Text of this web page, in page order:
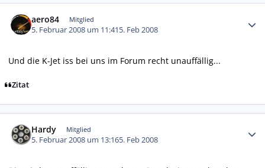
aero84 Mitglied
5. Februar 2008 um 11:415. Feb 2008
Und die K-Jet iss bei uns im Forum recht unauffällig...
Zitat
Hardy Mitglied
5. Februar 2008 um 13:165. Feb 2008